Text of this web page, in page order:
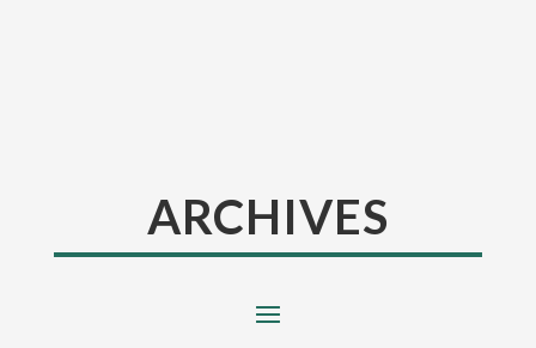
ARCHIVES